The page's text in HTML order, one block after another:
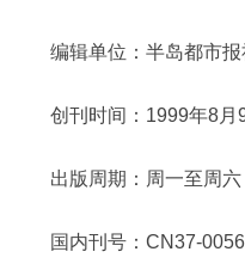
编辑单位：半岛都市报
创刊时间：1999年8月
出版周期：周一至周六
国内刊号：CN37-0056